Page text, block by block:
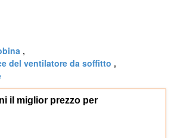
,
del ventilatore da soffitto ,
il miglior prezzo per